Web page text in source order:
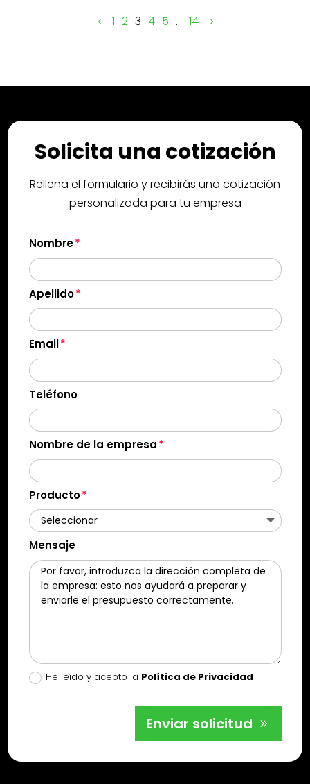
1 2 3 4 5 … 14
Solicita una cotización
Rellena el formulario y recibirás una cotización
personalizada para tu empresa
Nombre
Apellido
Email
Teléfono
Nombre de la empresa
Producto
Mensaje
He leído y acepto la Política de Privacidad
Enviar solicitud